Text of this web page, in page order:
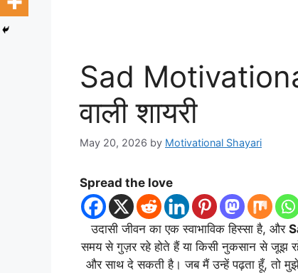
Sad
वाली शायरी
May 20, 2026 by Motivational Shayari
Spread the love
उदासी जीवन का एक स्वाभाविक हिस्सा है, और
समय से गुज़र रहे होते हैं या किसी नुकसान से जूझ
और साथ दे सकती है। जब मैं उन्हें पढ़ता हूँ, तो मुझे